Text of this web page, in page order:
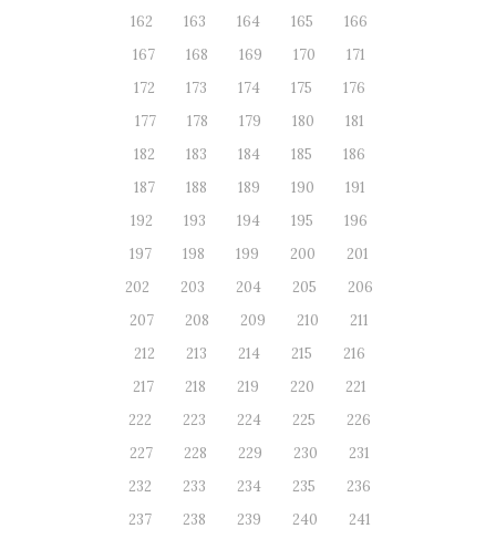
162
163 164 165
166
167
168 169 170
171
172
173 174 175
176
177
178 179 180
181
182
183 184 185
186
187
188 189 190
191
192
193 194 195
196
197
198 199 200
201
202
203 204 205
206
207
208 209 210
211
212
213 214 215
216
217
218 219 220
221
222
223 224 225
226
227
228 229 230
231
232
233 234 235
236
237
238 239 240
241